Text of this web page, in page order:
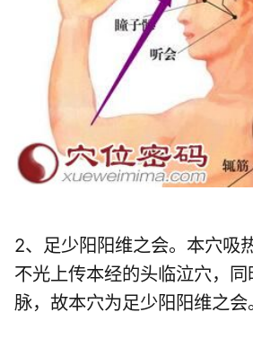
2、足少阳阳维之会。本穴吸
不光上传本经的头临泣穴，
脉，故本穴为足少阳阳维之会